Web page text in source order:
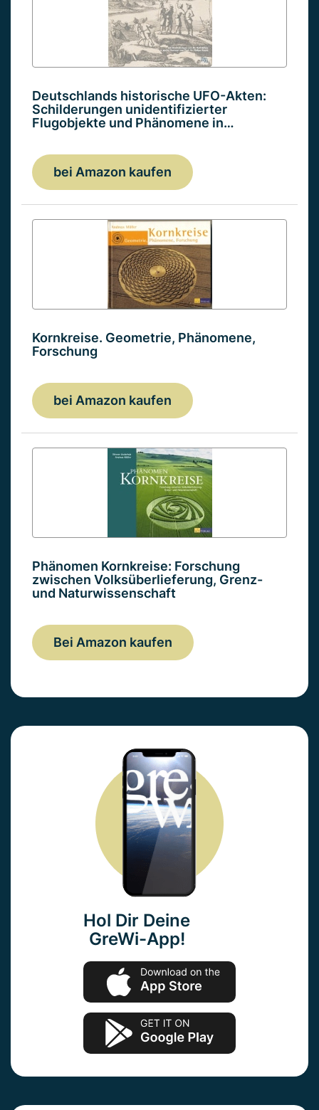
Deutschlands historische UFO-Akten:
Schilderungen unidentifizierter
Flugobjekte und Phänomene in…
bei Amazon kaufen
Kornkreise. Geometrie, Phänomene,
Forschung
bei Amazon kaufen
Phänomen Kornkreise: Forschung
zwischen Volksüberlieferung, Grenz-
und Naturwissenschaft
Bei Amazon kaufen
Hol Dir Deine
GreWi-App!